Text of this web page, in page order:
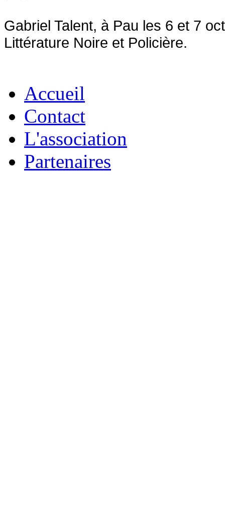
Gabriel Talent, à Pau les 6 et 7
Littérature Noire et Policière.
Accueil
Contact
L'association
Partenaires